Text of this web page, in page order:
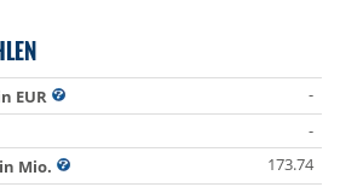
EUR
-
-
Mio.
173.74